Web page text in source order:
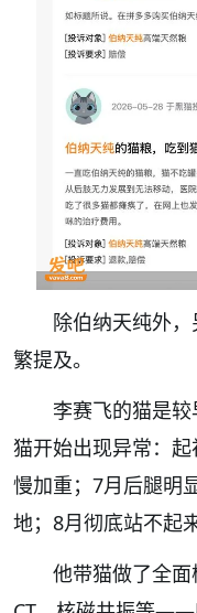
除伯纳天纯外
繁提及。
李赛飞的猫是较
猫开始出现异常：
慢加重；7月后腿明
地；8月彻底站不起
他带猫做了全